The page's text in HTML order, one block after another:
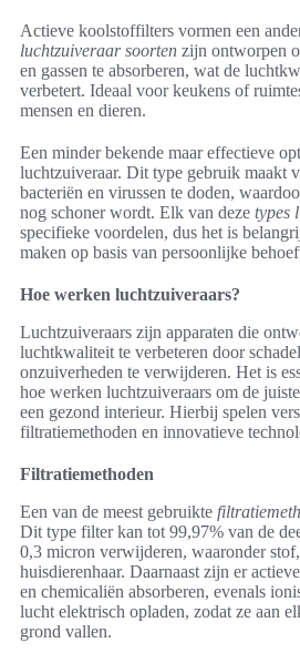
Actieve koolstoffilters vormen een
luchtzuiveraar soorten zijn ontworpen
en gassen te absorberen, wat de
verbetert. Ideaal voor keukens of
mensen en dieren.
Een minder bekende maar effectieve
luchtzuiveraar. Dit type gebruik maakt
bacteriën en virussen te doden,
nog schoner wordt. Elk van deze types
specifieke voordelen, dus het is
maken op basis van persoonlijke
Hoe werken luchtzuiveraars?
Luchtzuiveraars zijn apparaten die
luchtkwaliteit te verbeteren door
onzuiverheden te verwijderen. Het is
hoe werken luchtzuiveraars om de
een gezond interieur. Hierbij spelen
filtratiemethoden en innovatieve
Filtratiemethoden
Een van de meest gebruikte
Dit type filter kan tot 99,97% van de
0,3 micron verwijderen, waaronder
huisdierenhaar. Daarnaast zijn er
en chemicaliën absorberen, evenals
lucht elektrisch opladen, zodat ze aan
grond vallen.